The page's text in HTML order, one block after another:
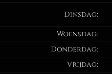
Dinsdag:
Woensdag:
Donderdag:
Vrijdag: